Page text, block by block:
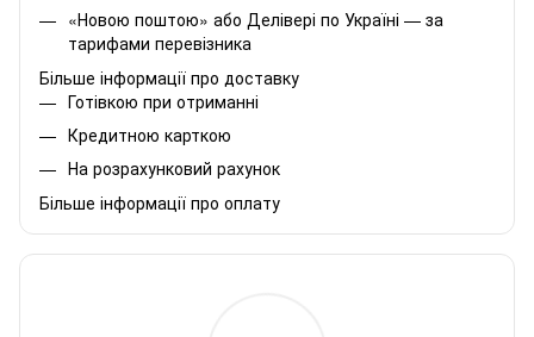
«Новою поштою» або Делівері по Україні — за
тарифами перевізника
Більше інформації про доставку
Готівкою при отриманні
Кредитною карткою
На розрахунковий рахунок
Більше інформації про оплату